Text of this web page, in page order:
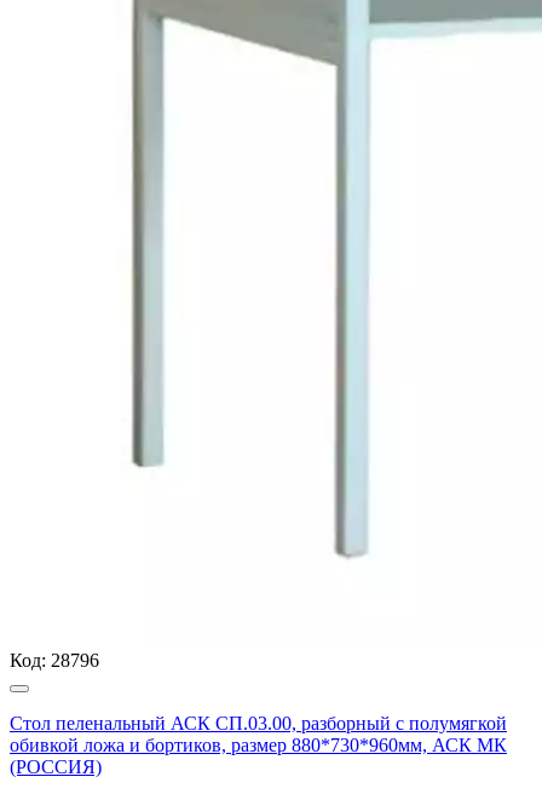
Код: 28796
Стол пеленальный АСК СП.03.00, разборный с полумягкой
обивкой ложа и бортиков, размер 880*730*960мм, АСК МК
(РОССИЯ)